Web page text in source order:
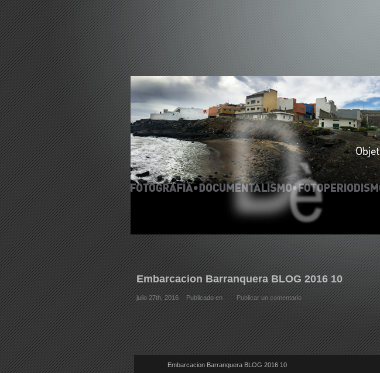
Embarcacion Barranquera BLOG 2016 10
julio 27th, 2016 Publicado en Publicar un comentario
Embarcacion Barranquera BLOG 2016 10